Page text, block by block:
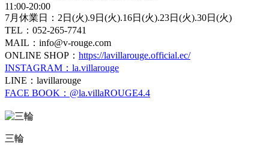
11:00-20:00
7月休業日：2日(火).9日(火).16日(火).23日(火).30日(火)
TEL：052-265-7741
MAIL：info@v-rouge.com
ONLINE SHOP： https://lavillarouge.official.ec/
INSTAGRAM：la.villarouge
LINE：lavillarouge
FACE BOOK：@la.villaROUGE4.4
三輪